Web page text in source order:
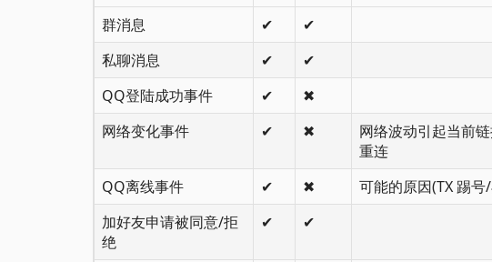
群消息
✔
✔
私聊消息
✔
✔
QQ登陆成功事件
✔
✖
网络变化事件
✔ ✖
网络波动引起当前
重连
QQ离线事件
✔ ✖
可能的原因(TX 踢
加好友申请被同意/拒
绝
✔ ✔